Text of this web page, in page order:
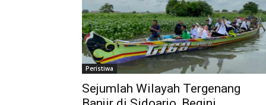
Peristiwa
Sejumlah Wilayah Tergenang